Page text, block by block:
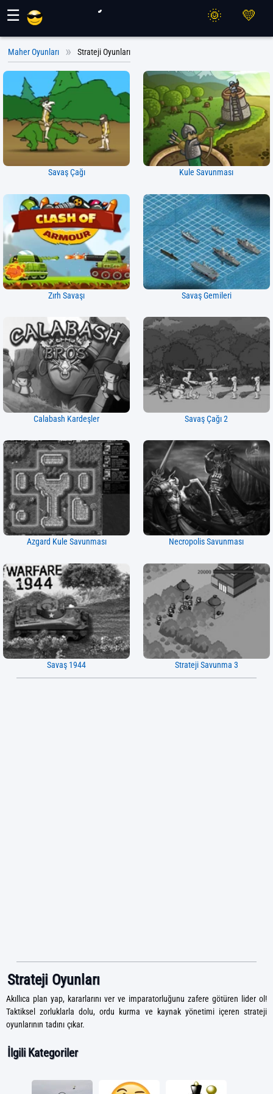
☰
Maher Oyunları Strateji Oyunları
Savaş Çağı Kule Savunması
Zırh Savaşı Savaş Gemileri
Calabash Kardeşler Savaş Çağı 2
Azgard Kule Savunması Necropolis Savunması
Savaş 1944 Strateji Savunma 3
Strateji Oyunları
Akıllıca plan yap, kararlarını ver ve imparatorluğunu zafere götüren lider ol!
Taktiksel zorluklarla dolu, ordu kurma ve kaynak yönetimi içeren strateji
oyunlarının tadını çıkar.
İlgili Kategoriler